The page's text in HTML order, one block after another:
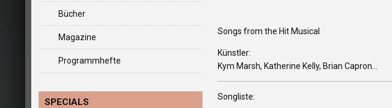
Bücher
Magazine
Programmhefte
SPECIALS
Songs from the Hit Musical
Künstler:
Kym Marsh, Katherine Kelly, Brian Capron...
Songliste: